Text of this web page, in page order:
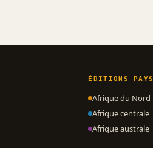
ÉDITIONS PAYS
Afrique du Nord
Afrique centrale
Afrique australe